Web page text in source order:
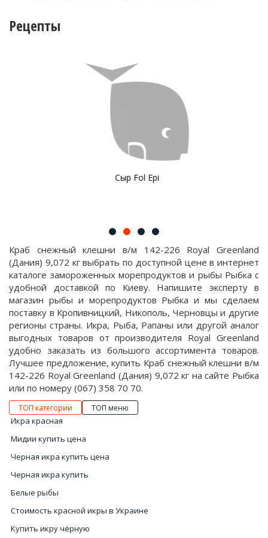
Рецепты
Сыр Fol Epi
Краб снежный клешни в/м 142-226 Royal Greenland
(Дания) 9,072 кг выбрать по доступной цене в интернет
каталоге замороженных морепродуктов и рыбы Рыбка с
удобной доставкой по Киеву. Напишите эксперту в
магазин рыбы и морепродуктов Рыбка и мы сделаем
поставку в Кропивницкий, Никополь, Черновцы и другие
регионы страны. Икра, Рыба, Рапаны или другой аналог
выгодных товаров от производителя Royal Greenland
удобно заказать из большого ассортимента товаров.
Лучшее предложение, купить Краб снежный клешни в/м
142-226 Royal Greenland (Дания) 9,072 кг на сайте Рыбка
или по номеру (067) 358 70 70.
ТОП категории ТОП меню
Икра красная
Мидии купить цена
Черная икра купить цена
Черная икра купить
Белые рыбы
Стоимость красной икры в Украине
Купить икру чёрную